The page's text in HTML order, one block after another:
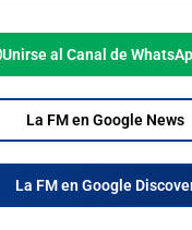
Unirse al Canal de
La FM en Google News
La FM en Google